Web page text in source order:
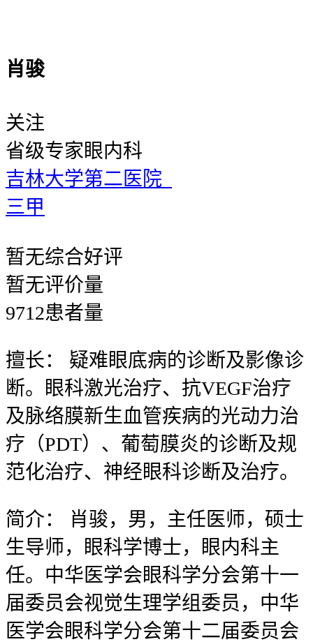
肖骏
关注
省级专家眼内科
吉林大学第二医院
三甲
暂无综合好评
暂无评价量
9712患者量
擅长：
疑难眼底病的诊断及影像诊
断。眼科激光治疗、抗VEGF治疗
及脉络膜新生血管疾病的光动力治
疗（PDT）、葡萄膜炎的诊断及规
范化治疗、神经眼科诊断及治疗。
简介：
肖骏，男，主任医师，硕士
生导师，眼科学博士，眼内科主
任。中华医学会眼科学分会第十一
届委员会视觉生理学组委员，中华
医学会眼科学分会第十二届委员会